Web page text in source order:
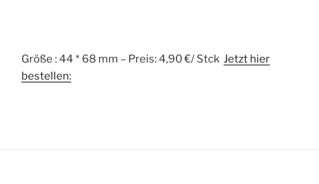
Größe : 44 * 68 mm – Preis: 4,90 €/ Stck Jetzt hier
bestellen: